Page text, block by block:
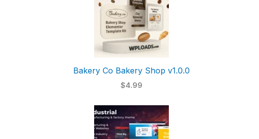
Bakery Co Bakery Shop v1.0.0
$4.99